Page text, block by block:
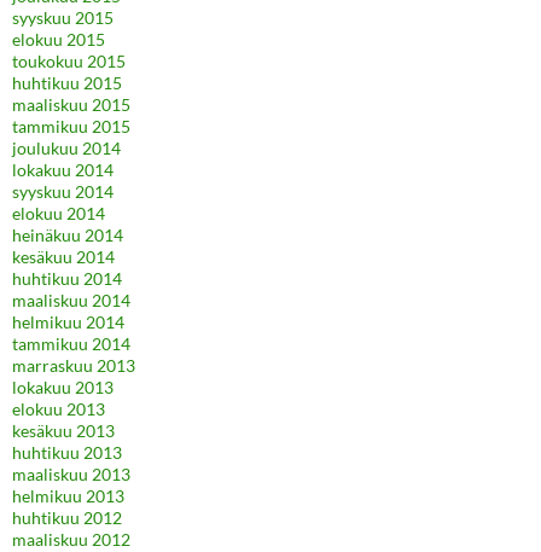
syyskuu 2015
elokuu 2015
toukokuu 2015
huhtikuu 2015
maaliskuu 2015
tammikuu 2015
joulukuu 2014
lokakuu 2014
syyskuu 2014
elokuu 2014
heinäkuu 2014
kesäkuu 2014
huhtikuu 2014
maaliskuu 2014
helmikuu 2014
tammikuu 2014
marraskuu 2013
lokakuu 2013
elokuu 2013
kesäkuu 2013
huhtikuu 2013
maaliskuu 2013
helmikuu 2013
huhtikuu 2012
maaliskuu 2012